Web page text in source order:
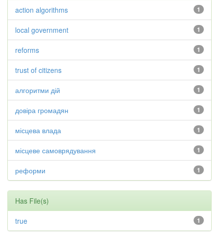
1
action algorithms
1
local government
1
reforms
1
trust of citizens
1
алгоритми дій
1
довіра громадян
1
місцева влада
1
місцеве самоврядування
1
реформи
Has File(s)
1
true